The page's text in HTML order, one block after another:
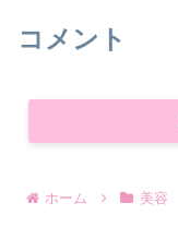
コメント
ホーム 美容